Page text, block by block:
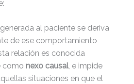
al paciente se deriva
de ese comportamiento
relación es conocida
como nexo causal, e impide
situaciones en que el